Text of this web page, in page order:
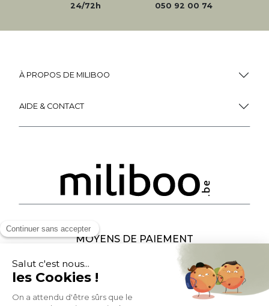
24/72h
050 92 00 74
À PROPOS DE MILIBOO
AIDE & CONTACT
MOYENS DE PAIEMENT